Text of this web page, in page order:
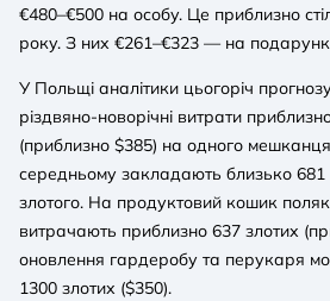
€480–€500 на особу. Це приблизно
року. З них €261–€323 — на
У Польщі аналітики цьогоріч
різдвяно-новорічні витрати
(приблизно $385) на одного
середньому закладають близько 681
злотого. На продуктовий кошик
витрачають приблизно 637 злотих
оновлення гардеробу та перукаря
1300 злотих ($350).